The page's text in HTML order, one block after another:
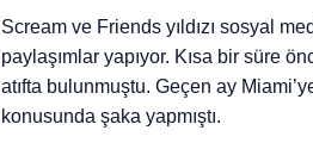
Scream ve Friends yıldızı sosyal
paylaşımlar yapıyor. Kısa bir süre
atıfta bulunmuştu. Geçen ay
konusunda şaka yapmıştı.